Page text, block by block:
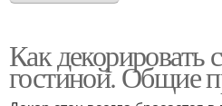
Как декорировать
гостиной. Общие